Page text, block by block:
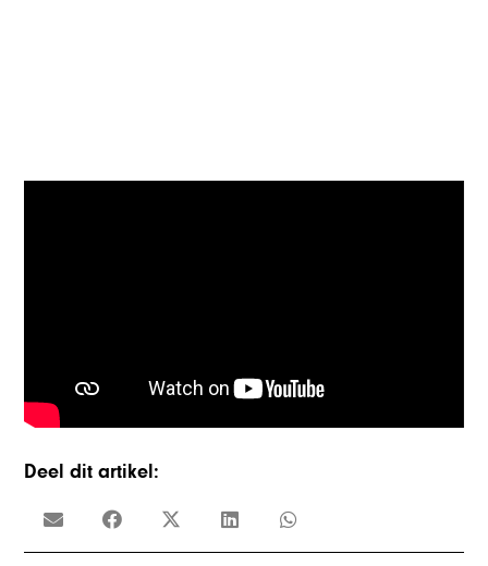
Deel dit artikel: